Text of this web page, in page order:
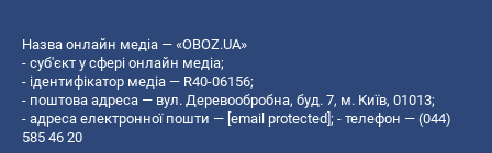
Назва онлайн медіа — «OBOZ.UA»
- суб'єкт у сфері онлайн медіа;
- ідентифікатор медіа — R40-06156;
- поштова адреса — вул. Деревообробна, буд. 7, м. Київ, 01013;
- адреса електронної пошти — [email protected] ; - телефон — (044)
585 46 20